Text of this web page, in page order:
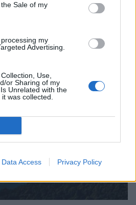
Sale of my
my
Advertising.
Use,
or Sharing of my
Unrelated with the
was collected.
Data Access Privacy Policy
γης ή εμπρησμός της